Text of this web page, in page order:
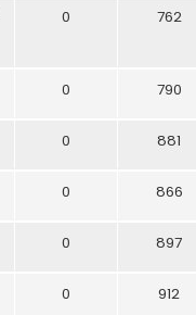
0 762
0 790
0 881
0 866
0 897
0 912